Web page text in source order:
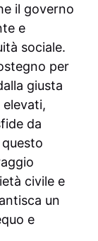
il governo
e
sociale.
per
giusta
da
civile e
un
e